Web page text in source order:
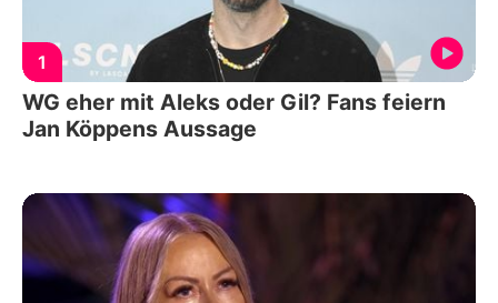
1
WG eher mit Aleks oder Gil? Fans feiern
Jan Köppens Aussage